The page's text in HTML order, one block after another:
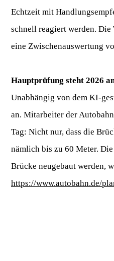
Echtzeit mit
schnell reagiert werden.
eine Zwischenauswertung
Hauptprüfung steht 2026
Unabhängig von dem KI-
an. Mitarbeiter der
Tag: Nicht nur, dass die
nämlich bis zu 60 Meter.
Brücke neugebaut werden,
https://www.autobahn.de/